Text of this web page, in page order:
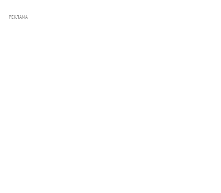
РЕКЛАМА